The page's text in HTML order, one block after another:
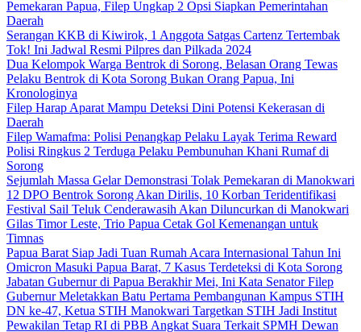
Pemekaran Papua, Filep Ungkap 2 Opsi Siapkan Pemerintahan
Daerah
Serangan KKB di Kiwirok, 1 Anggota Satgas Cartenz Tertembak
Tok! Ini Jadwal Resmi Pilpres dan Pilkada 2024
Dua Kelompok Warga Bentrok di Sorong, Belasan Orang Tewas
Pelaku Bentrok di Kota Sorong Bukan Orang Papua, Ini
Kronologinya
Filep Harap Aparat Mampu Deteksi Dini Potensi Kekerasan di
Daerah
Filep Wamafma: Polisi Penangkap Pelaku Layak Terima Reward
Polisi Ringkus 2 Terduga Pelaku Pembunuhan Khani Rumaf di
Sorong
Sejumlah Massa Gelar Demonstrasi Tolak Pemekaran di Manokwari
12 DPO Bentrok Sorong Akan Dirilis, 10 Korban Teridentifikasi
Festival Sail Teluk Cenderawasih Akan Diluncurkan di Manokwari
Gilas Timor Leste, Trio Papua Cetak Gol Kemenangan untuk
Timnas
Papua Barat Siap Jadi Tuan Rumah Acara Internasional Tahun Ini
Omicron Masuki Papua Barat, 7 Kasus Terdeteksi di Kota Sorong
Jabatan Gubernur di Papua Berakhir Mei, Ini Kata Senator Filep
Gubernur Meletakkan Batu Pertama Pembangunan Kampus STIH
DN ke-47, Ketua STIH Manokwari Targetkan STIH Jadi Institut
Pewakilan Tetap RI di PBB Angkat Suara Terkait SPMH Dewan